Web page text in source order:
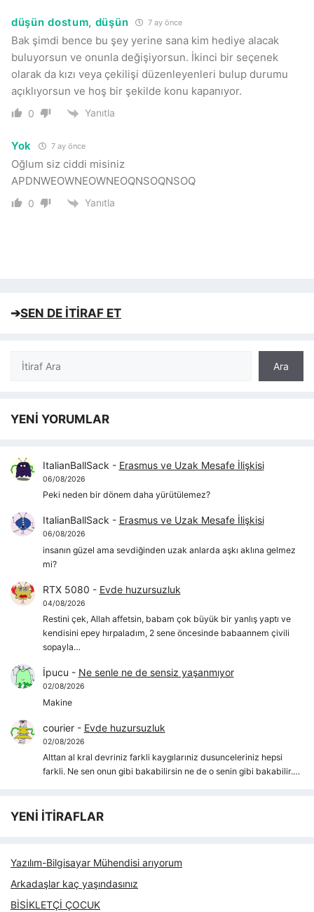
düşün dostum, düşün 7 ay önce
Bak şimdi bence bu şey yerine sana kim hediye alacak
buluyorsun ve onunla değişiyorsun. İkinci bir seçenek
olarak da kızı veya çekilişi düzenleyenleri bulup durumu
açıklıyorsun ve hoş bir şekilde konu kapanıyor.
0 Yanıtla
Yok 7 ay önce
Oğlum siz ciddi misiniz
APDNWEOWNEOWNEOQNSOQNSOQ
0 Yanıtla
➔SEN DE İTİRAF ET
Ara
Ara
YENİ YORUMLAR
ItalianBallSack - Erasmus ve Uzak Mesafe İlişkisi
06/08/2026
Peki neden bir dönem daha yürütülemez?
ItalianBallSack - Erasmus ve Uzak Mesafe İlişkisi
06/08/2026
insanın güzel ama sevdiğinden uzak anlarda aşkı aklına gelmez
mi?
RTX 5080 - Evde huzursuzluk
04/08/2026
Restini çek, Allah affetsin, babam çok büyük bir yanlış yaptı ve
kendisini epey hırpaladım, 2 sene öncesinde babaannem çivili
sopayla…
İpucu - Ne senle ne de sensiz yaşanmıyor
02/08/2026
Makine
courier- Evde huzursuzluk
02/08/2026
Alttan al kral devriniz farkli kaygılarıniz dusunceleriniz hepsi
farkli. Ne sen onun gibi bakabilirsin ne de o senin gibi bakabilir.…
YENİ İTİRAFLAR
Yazılım-Bilgisayar Mühendisi arıyorum
Arkadaşlar kaç yaşındasınız
BİSİKLETÇİ ÇOCUK